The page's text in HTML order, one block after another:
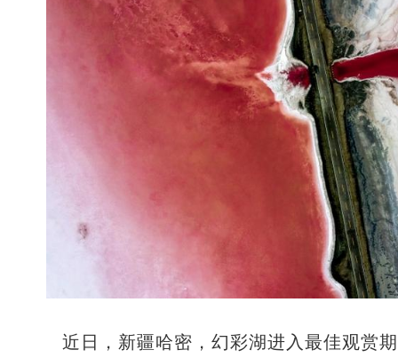
近日，新疆哈密，幻彩湖进入最佳观赏